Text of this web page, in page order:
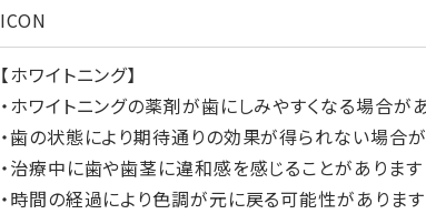
ICON
【ホワイトニング】
・ホワイトニングの薬剤が歯にしみやすくなる場合が
・歯の状態により期待通りの効果が得られない場合
・治療中に歯や歯茎に違和感を感じることがあります
・時間の経過により色調が元に戻る可能性があります